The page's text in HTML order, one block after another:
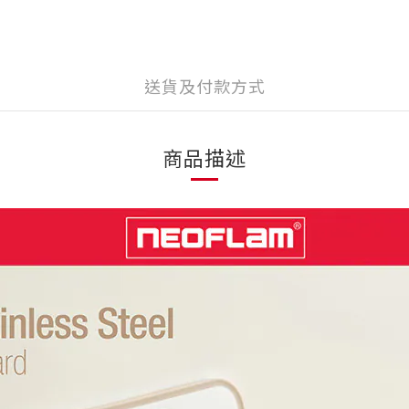
送貨及付款方式
商品描述